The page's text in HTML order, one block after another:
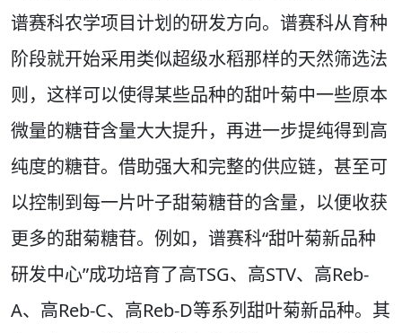
谱赛科农学项目计划的研发方向。谱赛科从育种
阶段就开始采用类似超级水稻那样的天然筛选法
则，这样可以使得某些品种的甜叶菊中一些原本
微量的糖苷含量大大提升，再进一步提纯得到高
纯度的糖苷。借助强大和完整的供应链，甚至可
以控制到每一片叶子甜菊糖苷的含量，以便收获
更多的甜菊糖苷。例如，谱赛科“甜叶菊新品种
研发中心”成功培育了高TSG、高STV、高Reb-
A、高Reb-C、高Reb-D等系列甜叶菊新品种。其